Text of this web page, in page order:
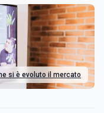
si è evoluto il mercato